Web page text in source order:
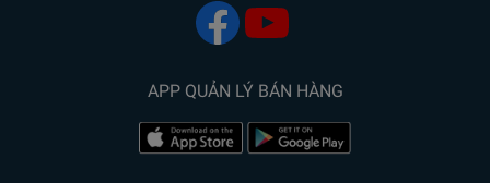
APP QUẢN LÝ BÁN HÀNG